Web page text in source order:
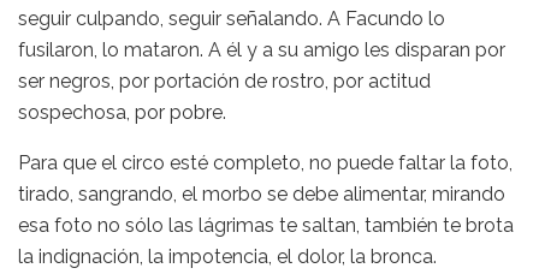
seguir culpando, seguir señalando. A Facundo lo
fusilaron, lo mataron. A él y a su amigo les disparan por
ser negros, por portación de rostro, por actitud
sospechosa, por pobre.
Para que el circo esté completo, no puede faltar la foto,
tirado, sangrando, el morbo se debe alimentar, mirando
esa foto no sólo las lágrimas te saltan, también te brota
la indignación, la impotencia, el dolor, la bronca.